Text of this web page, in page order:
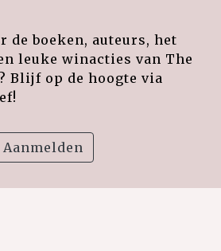
de boeken, auteurs, het
leuke winacties van The
Blijf op de hoogte via
Aanmelden